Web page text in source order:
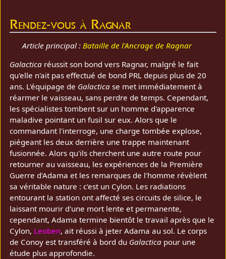
Rendez-vous à Ragnar
Article principal : Bataille de l'Ancrage de Ragnar
Galactica réussit son bond vers Ragnar, malgré le fait
qu'elle n'ait pas effectué de bond PRL depuis plus de 20
ans. L'équipage de Galactica se met immédiatement à
réarmer le vaisseau, sans perdre de temps. Cependant,
les spécialistes tombent sur un homme d'apparence
maladive pointant un fusil sur eux. Alors que le
commandant l'interroge, une charge tombée explose,
piégeant les deux derrière une trappe maintenant
fusionnée. Alors qu'ils cherchent une autre route pour
retourner au vaisseau, les expériences de la Première
Guerre d'Adama et les remarques de l'homme révèlent
sa véritable nature : c'est un Cylon. Les radiations
entourant la station ont affecté ses circuits de silice, le
laissant mourir d'une mort lente et permanente,
cependant, Adama termine bientôt le travail après que le
Cylon, Leoben, ait réussi à jeter Adama au sol. Le corps
de Conoy est transféré à bord du Galactica pour une
étude plus approfondie.